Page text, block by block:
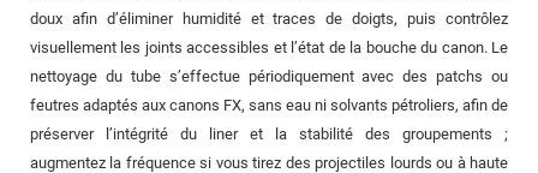
doux afin d’éliminer humidité et traces de doigts, puis contrôlez
visuellement les joints accessibles et l’état de la bouche du canon. Le
nettoyage du tube s’effectue périodiquement avec des patchs ou
feutres adaptés aux canons FX, sans eau ni solvants pétroliers, afin de
préserver l’intégrité du liner et la stabilité des groupements ;
augmentez la fréquence si vous tirez des projectiles lourds ou à haute